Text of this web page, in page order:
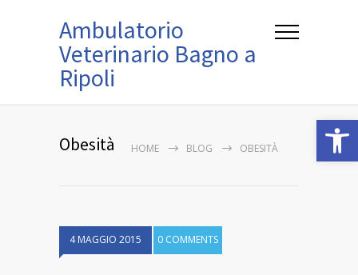
Ambulatorio
Veterinario Bagno a
Ripoli
Obesità HOME BLOG OBESITÀ
4 MAGGIO 2015 0 COMMENTS